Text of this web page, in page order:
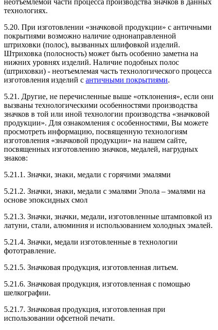
неотъемлемой части процесса производства значков в данных
технологиях.
5.20. При изготовлении «значковой продукции» с античными
покрытиями возможно наличие однонаправленной
штриховки (полос), вызванных шлифовкой изделий.
Штриховка (полосность) может быть особенно заметна на
нижних уровнях изделий. Наличие подобных полос
(штриховки) - неотъемлемая часть технологического процесса
изготовления изделий с античными покрытиями.
5.21. Другие, не перечисленные выше «отклонения», если они
вызваны технологическими особенностями производства
значков в той или иной технологии производства «значковой
продукции». Для ознакомления с особенностями, Вы можете
просмотреть информацию, посвященную технологиям
изготовления «значковой продукции» на нашем сайте,
посвященных изготовлению значков, медалей, нагрудных
знаков:
5.21.1. Значки, знаки, медали с горячими эмалями
5.21.2. Значки, знаки, медали с эмалями Эпола – эмалями на
основе эпоксидных смол
5.21.3. Значки, значки, медали, изготовленные штамповкой из
латуни, стали, алюминия и использованием холодных эмалей.
5.21.4. Значки, медали изготовленные в технологии
фототравление.
5.21.5. Значковая продукция, изготовленная литьем.
5.21.6. Значковая продукция, изготовленная с помощью
шелкографии.
5.21.7. Значковая продукция, изготовленная при
использовании офсетной печати.